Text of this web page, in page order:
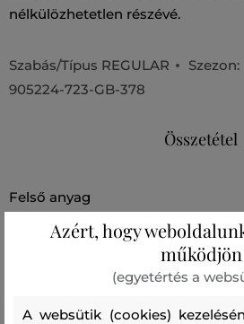
nélkülözhetetlen részévé.
Szabás/Típus REGULAR Szezon:
905224-723-GB-378
Összetétel
felső anyag
100 %
Kezelési
Azért, hogy
működjön
(egyetértés a
A websütik (cookies)